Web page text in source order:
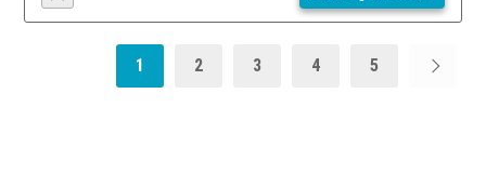
1 2 3 4 5